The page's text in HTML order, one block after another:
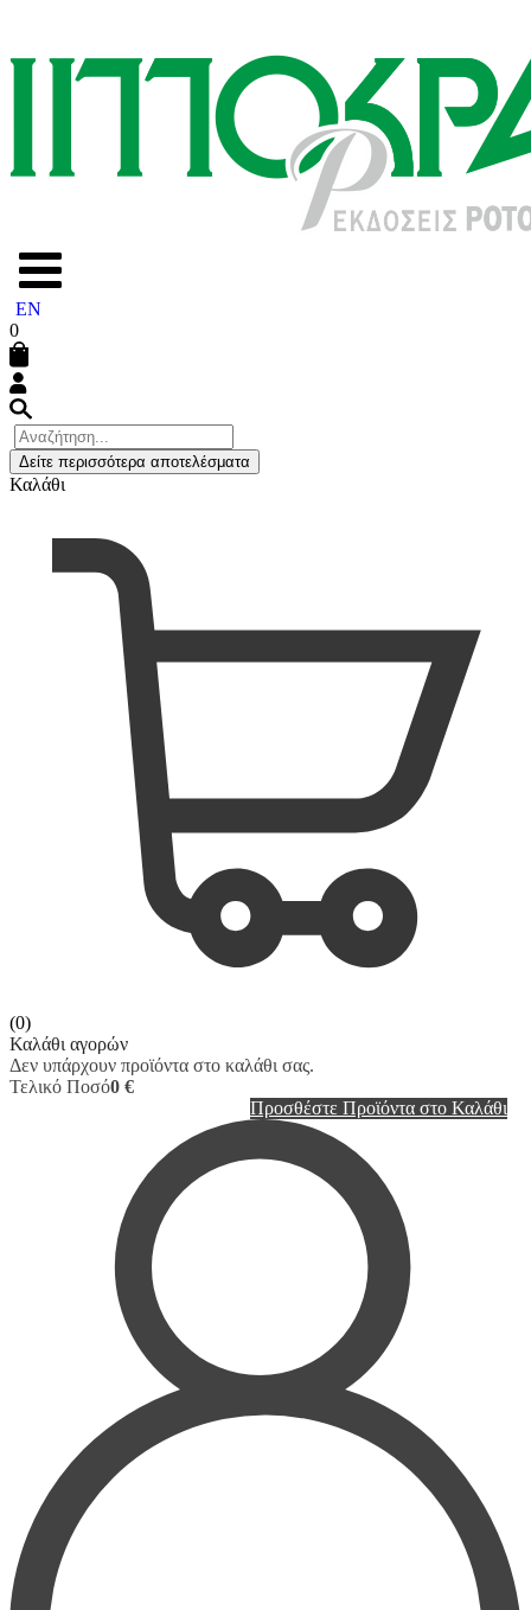
EN
0
Δείτε περισσότερα αποτελέσματα
Καλάθι
(0)
Καλάθι αγορών
Δεν υπάρχουν προϊόντα στο καλάθι σας.
Τελικό Ποσό0 €
Προσθέστε Προϊόντα στο Καλάθι